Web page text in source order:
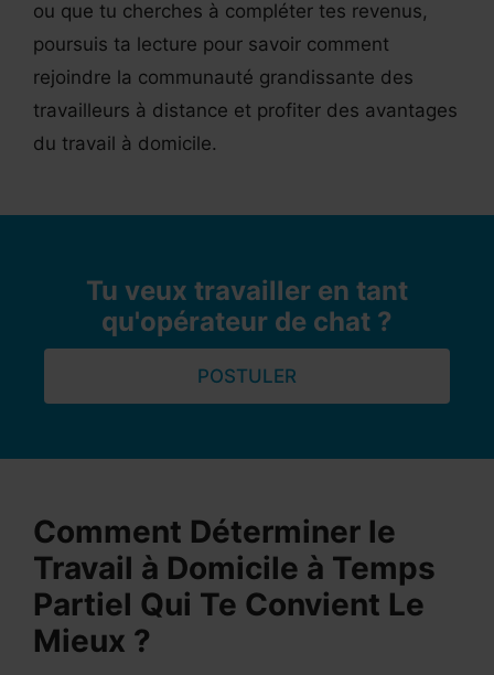
ou que tu cherches à compléter tes revenus,
poursuis ta lecture pour savoir comment
rejoindre la communauté grandissante des
travailleurs à distance et profiter des avantages
du travail à domicile.
Tu veux travailler en tant
qu'opérateur de chat ?
POSTULER
Comment Déterminer le
Travail à Domicile à Temps
Partiel Qui Te Convient Le
Mieux ?